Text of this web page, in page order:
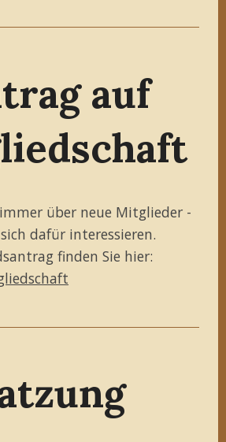
auf
über neue Mitglieder -
dafür interessieren.
finden Sie hier: